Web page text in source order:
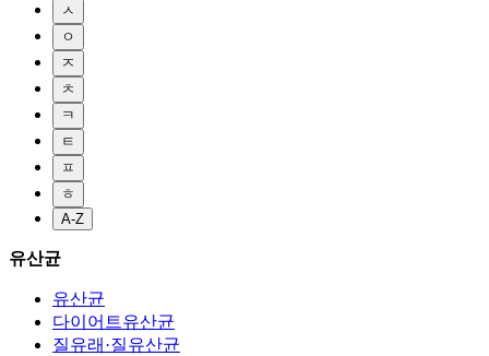
ㅅ
ㅇ
ㅈ
ㅊ
ㅋ
ㅌ
ㅍ
ㅎ
A-Z
유산균
유산균
다이어트유산균
질유래·질유산균